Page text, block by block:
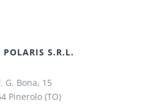
POLARIS S.R.L.
G. Bona, 15
Pinerolo (TO)